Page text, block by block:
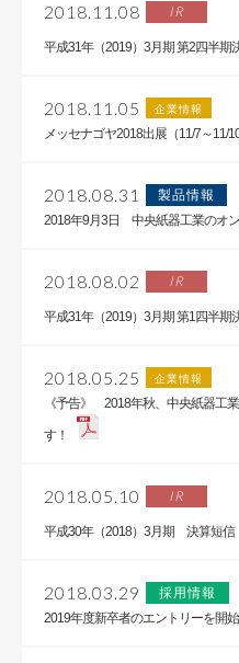
2018.11.08 IR
平成31年（2019）3月期 第2四半
2018.11.05 企業情報
メッセナゴヤ2018出展（11/7～11/
2018.08.31 製品情報
2018年9月3日 中央紙器工業のオ
2018.08.02 IR
平成31年（2019）3月期 第1四半
2018.05.25 企業情報
《予告》 2018年秋、中央紙器工
す！
2018.05.10 IR
平成30年（2018）3月期 決算短
2018.03.29 採用情報
2019年度新卒者のエントリーを開始